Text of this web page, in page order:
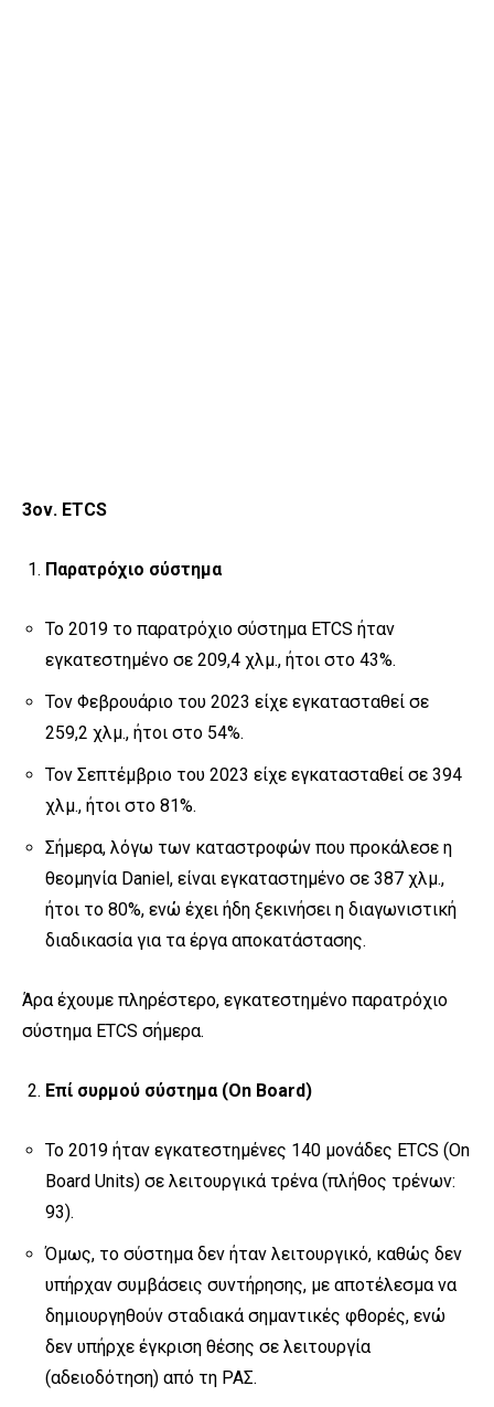
3ον. ETCS
Παρατρόχιο σύστημα
Το 2019 το παρατρόχιο σύστημα ETCS ήταν
εγκατεστημένο σε 209,4 χλμ., ήτοι στο 43%.
Τον Φεβρουάριο του 2023 είχε εγκατασταθεί σε
259,2 χλμ., ήτοι στο 54%.
Τον Σεπτέμβριο του 2023 είχε εγκατασταθεί σε 394
χλμ., ήτοι στο 81%.
Σήμερα, λόγω των καταστροφών που προκάλεσε η
θεομηνία Daniel, είναι εγκαταστημένο σε 387 χλμ.,
ήτοι το 80%, ενώ έχει ήδη ξεκινήσει η διαγωνιστική
διαδικασία για τα έργα αποκατάστασης.
Άρα έχουμε πληρέστερο, εγκατεστημένο παρατρόχιο
σύστημα ETCS σήμερα.
Επί συρμού σύστημα (On Board)
To 2019 ήταν εγκατεστημένες 140 μονάδες ETCS (On
Board Units) σε λειτουργικά τρένα (πλήθος τρένων:
93).
Όμως, το σύστημα δεν ήταν λειτουργικό, καθώς δεν
υπήρχαν συμβάσεις συντήρησης, με αποτέλεσμα να
δημιουργηθούν σταδιακά σημαντικές φθορές, ενώ
δεν υπήρχε έγκριση θέσης σε λειτουργία
(αδειoδότηση) από τη ΡΑΣ.